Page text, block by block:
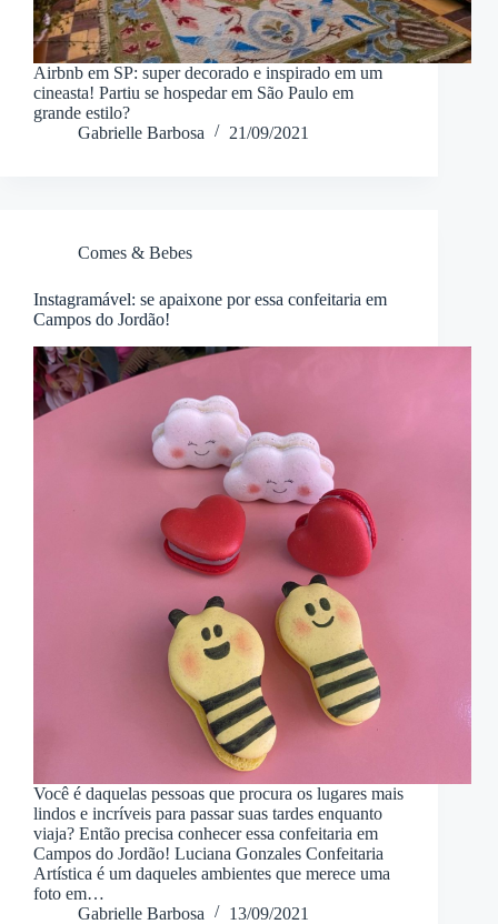
Airbnb em SP: super decorado e inspirado em um
cineasta! Partiu se hospedar em São Paulo em
grande estilo?
Gabrielle Barbosa
21/09/2021
Comes & Bebes
Instagramável: se apaixone por essa confeitaria em
Campos do Jordão!
Você é daquelas pessoas que procura os lugares mais
lindos e incríveis para passar suas tardes enquanto
viaja? Então precisa conhecer essa confeitaria em
Campos do Jordão! Luciana Gonzales Confeitaria
Artística é um daqueles ambientes que merece uma
foto em…
Gabrielle Barbosa
13/09/2021